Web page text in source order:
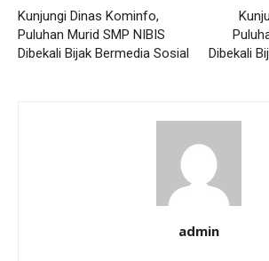
Kunjungi Dinas Kominfo,
Puluhan Murid SMP NIBIS
Dibekali Bijak Bermedia Sosial
Dibekali
admin